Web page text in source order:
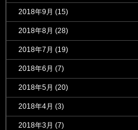
2018年9月 (15)
2018年8月 (28)
2018年7月 (19)
2018年6月 (7)
2018年5月 (20)
2018年4月 (3)
2018年3月 (7)